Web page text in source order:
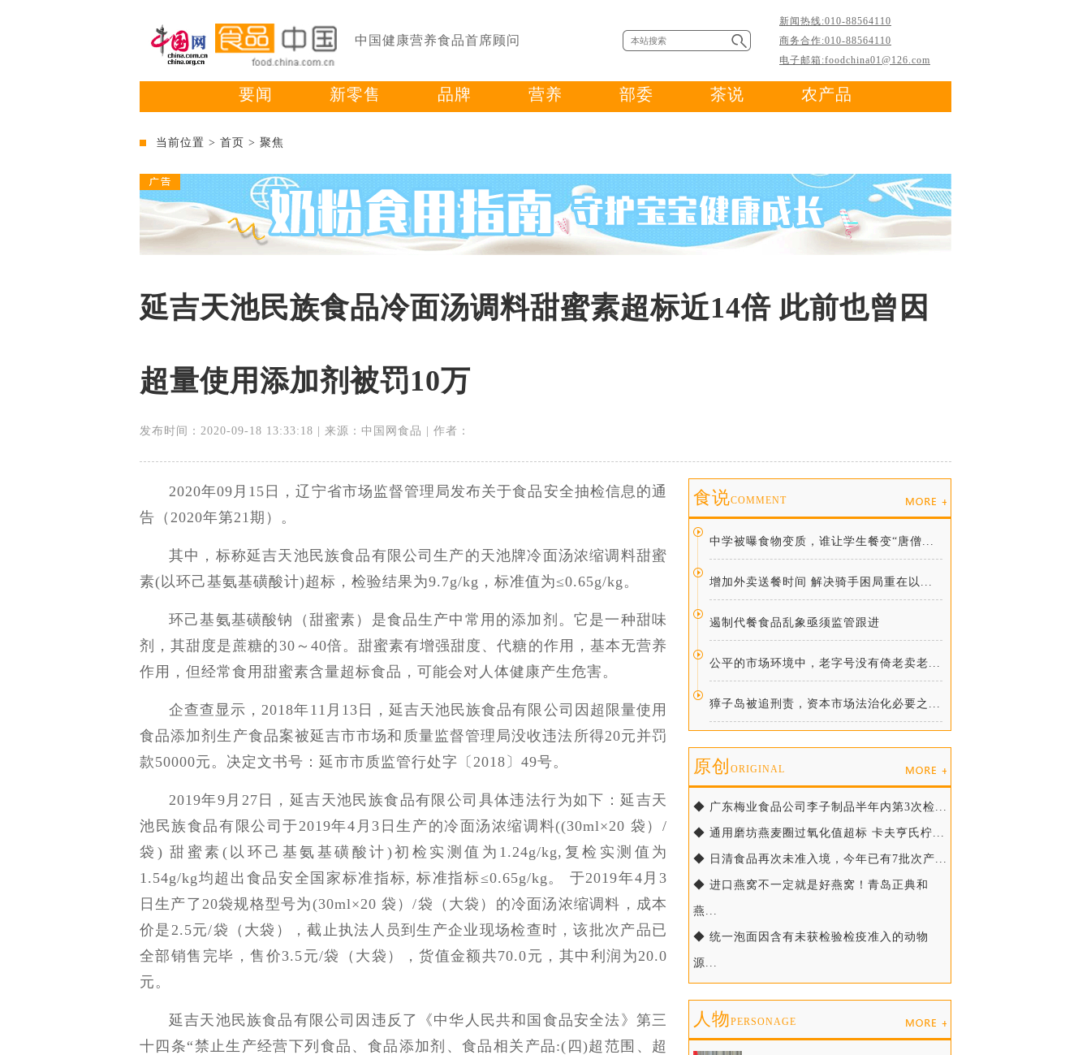
中国健康营养食品首席顾问
新闻热线:010-88564110
商务合作:010-88564110
电子邮箱:foodchina01@126.com
要闻 新零售 品牌 营养 部委 茶说 农产品
当前位置 > 首页 > 聚焦
延吉天池民族食品冷面汤调料甜蜜素超标近14倍 此前也曾因
超量使用添加剂被罚10万
发布时间：2020-09-18 13:33:18 | 来源：中国网食品 | 作者：
2020年09月15日，辽宁省市场监督管理局发布关于食品安全抽检信息的通
告（2020年第21期）。
其中，标称延吉天池民族食品有限公司生产的天池牌冷面汤浓缩调料甜蜜
素(以环己基氨基磺酸计)超标，检验结果为9.7g/kg，标准值为≤0.65g/kg。
环己基氨基磺酸钠（甜蜜素）是食品生产中常用的添加剂。它是一种甜味
剂，其甜度是蔗糖的30～40倍。甜蜜素有增强甜度、代糖的作用，基本无营养
作用，但经常食用甜蜜素含量超标食品，可能会对人体健康产生危害。
企查查显示，2018年11月13日，延吉天池民族食品有限公司因超限量使用
食品添加剂生产食品案被延吉市市场和质量监督管理局没收违法所得20元并罚
款50000元。决定文书号：延市市质监管行处字〔2018〕49号。
2019年9月27日，延吉天池民族食品有限公司具体违法行为如下：延吉天
池民族食品有限公司于2019年4月3日生产的冷面汤浓缩调料((30ml×20 袋）/
袋) 甜蜜素(以环己基氨基磺酸计)初检实测值为1.24g/kg,复检实测值为
1.54g/kg均超出食品安全国家标准指标, 标准指标≤0.65g/kg。 于2019年4月3
日生产了20袋规格型号为(30ml×20 袋）/袋（大袋）的冷面汤浓缩调料，成本
价是2.5元/袋（大袋），截止执法人员到生产企业现场检查时，该批次产品已
全部销售完毕，售价3.5元/袋（大袋），货值金额共70.0元，其中利润为20.0
元。
延吉天池民族食品有限公司因违反了《中华人民共和国食品安全法》第三
十四条“禁止生产经营下列食品、食品添加剂、食品相关产品:(四)超范围、超
食说COMMENT
中学被曝食物变质，谁让学生餐变“唐僧...
增加外卖送餐时间 解决骑手困局重在以...
遏制代餐食品乱象亟须监管跟进
公平的市场环境中，老字号没有倚老卖老...
獐子岛被追刑责，资本市场法治化必要之...
原创 ORIGINAL
◆ 广东梅业食品公司李子制品半年内第3次检...
◆ 通用磨坊燕麦圈过氧化值超标 卡夫亨氏柠...
◆ 日清食品再次未准入境，今年已有7批次产...
◆ 进口燕窝不一定就是好燕窝！青岛正典和
燕...
◆ 统一泡面因含有未获检验检疫准入的动物
源...
人物PERSONAGE